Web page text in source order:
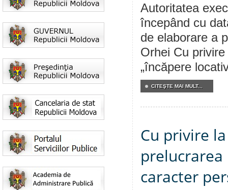
Autoritatea
începând cu
de elaborare a
Orhei Cu
„încăpere
CITEŞTE MAI MULT...
Cu privire
caracter